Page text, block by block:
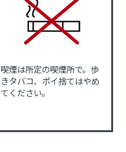
喫煙は所定の喫煙所で。歩
きタバコ、ポイ捨てはやめ
てください。